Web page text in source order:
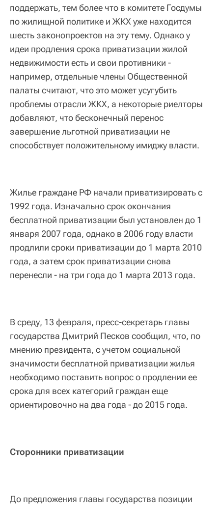
поддержать, тем более что в комитете Госдумы
по жилищной политике и ЖКХ уже находится
шесть законопроектов на эту тему. Однако у
идеи продления срока приватизации жилой
недвижимости есть и свои противники -
например, отдельные члены Общественной
палаты считают, что это может усугубить
проблемы отрасли ЖКХ, а некоторые риелторы
добавляют, что бесконечный перенос
завершение льготной приватизации не
способствует положительному имиджу власти.
Жилье граждане РФ начали приватизировать с
1992 года. Изначально срок окончания
бесплатной приватизации был установлен до 1
января 2007 года, однако в 2006 году власти
продлили сроки приватизации до 1 марта 2010
года, а затем срок приватизации снова
перенесли - на три года до 1 марта 2013 года.
В среду, 13 февраля, пресс-секретарь главы
государства Дмитрий Песков сообщил, что, по
мнению президента, с учетом социальной
значимости бесплатной приватизации жилья
необходимо поставить вопрос о продлении ее
срока для всех категорий граждан еще
ориентировочно на два года - до 2015 года.
Сторонники приватизации
До предложения главы государства позиции